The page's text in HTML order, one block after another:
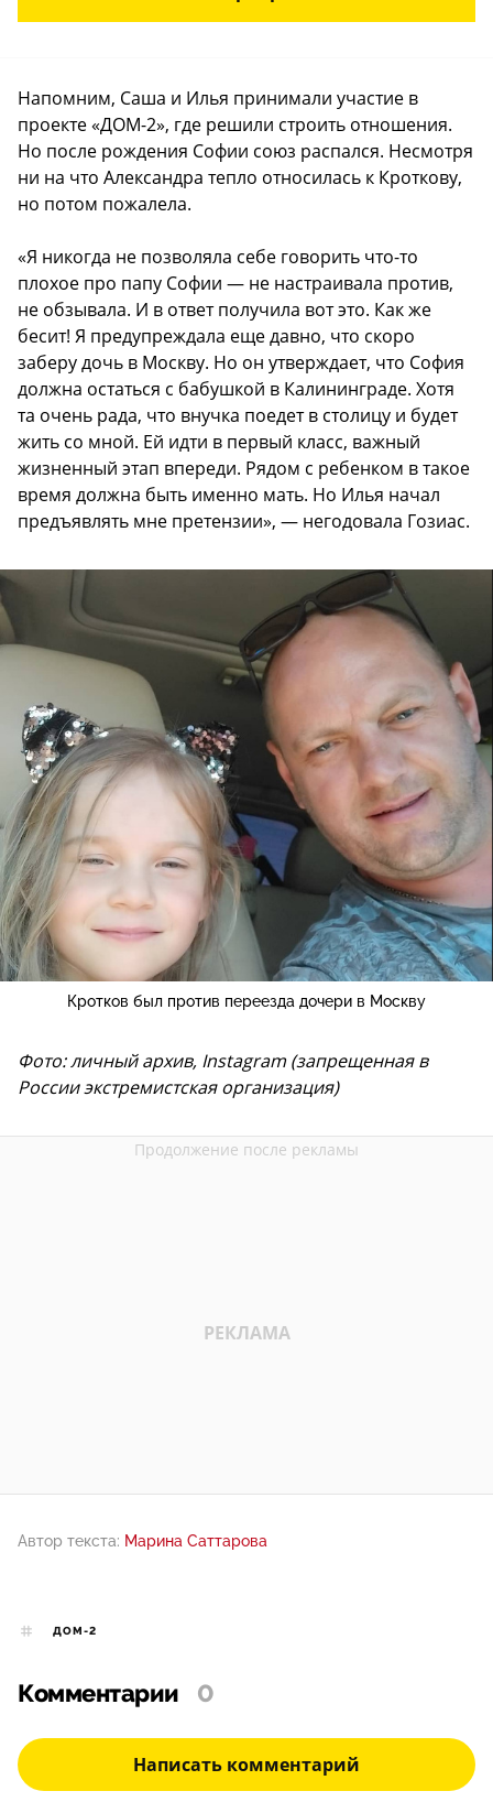
Напомним, Саша и Илья принимали участие в
проекте «ДОМ-2», где решили строить отношения.
Но после рождения Софии союз распался. Несмотря
ни на что Александра тепло относилась к Кроткову,
но потом пожалела.
«Я никогда не позволяла себе говорить что-то
плохое про папу Софии — не настраивала против,
не обзывала. И в ответ получила вот это. Как же
бесит! Я предупреждала еще давно, что скоро
заберу дочь в Москву. Но он утверждает, что София
должна остаться с бабушкой в Калининграде. Хотя
та очень рада, что внучка поедет в столицу и будет
жить со мной. Ей идти в первый класс, важный
жизненный этап впереди. Рядом с ребенком в такое
время должна быть именно мать. Но Илья начал
предъявлять мне претензии», — негодовала Гозиас.
Кротков был против переезда дочери в Москву
Фото: личный архив, Instagram (запрещенная в
России экстремистская организация)
Автор текста: Марина Саттарова
ДОМ-2
Комментарии 0
Написать комментарий